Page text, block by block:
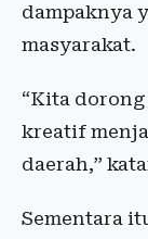
dampaknya
masyarakat.
“Kita
kreatif
daerah,”
Sementara